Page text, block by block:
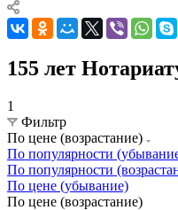
155 лет
1
Фильтр
По цене (возрастание)
По популярности
По популярности
По цене (убывание)
По цене (возрастание)